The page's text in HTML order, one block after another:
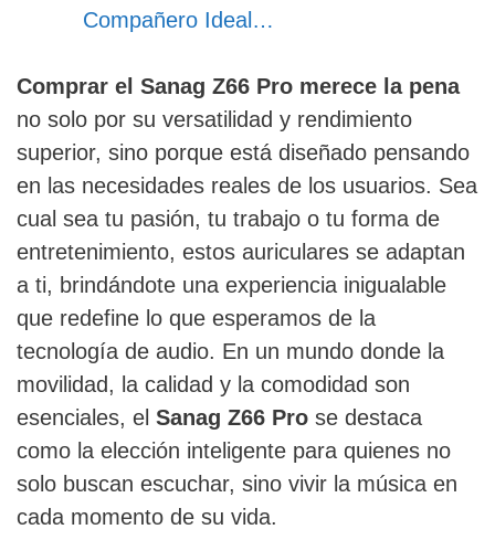
Compañero Ideal…
Comprar el Sanag Z66 Pro merece la pena
no solo por su versatilidad y rendimiento
superior, sino porque está diseñado pensando
en las necesidades reales de los usuarios. Sea
cual sea tu pasión, tu trabajo o tu forma de
entretenimiento, estos auriculares se adaptan
a ti, brindándote una experiencia inigualable
que redefine lo que esperamos de la
tecnología de audio. En un mundo donde la
movilidad, la calidad y la comodidad son
esenciales, el Sanag Z66 Pro se destaca
como la elección inteligente para quienes no
solo buscan escuchar, sino vivir la música en
cada momento de su vida.